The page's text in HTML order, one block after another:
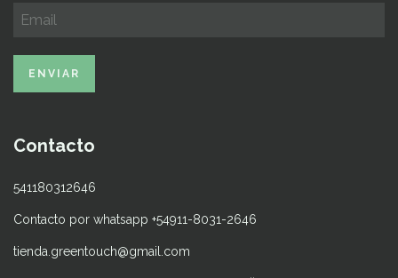
Contacto
541180312646
Contacto por whatsapp +54911-8031-2646
tienda.greentouch@gmail.com